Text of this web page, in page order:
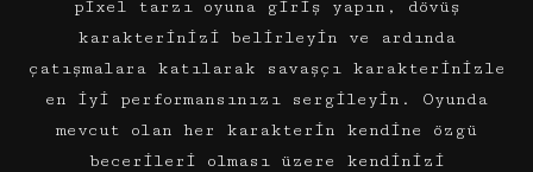
pixel tarzı oyuna giriş yapın, dövüş
karakterinizi belirleyin ve ardında
çatışmalara katılarak savaşçı karakterinizle
en iyi performansınızı sergileyin. Oyunda
mevcut olan her karakterin kendine özgü
becerileri olması üzere kendinizi